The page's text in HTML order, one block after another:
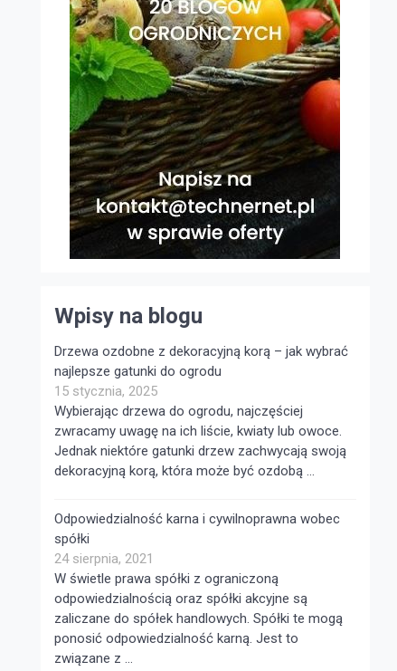
Wpisy na blogu
Drzewa ozdobne z dekoracyjną korą – jak wybrać
najlepsze gatunki do ogrodu
15 stycznia, 2025
Wybierając drzewa do ogrodu, najczęściej
zwracamy uwagę na ich liście, kwiaty lub owoce.
Jednak niektóre gatunki drzew zachwycają swoją
dekoracyjną korą, która może być ozdobą …
Odpowiedzialność karna i cywilnoprawna wobec
spółki
24 sierpnia, 2021
W świetle prawa spółki z ograniczoną
odpowiedzialnością oraz spółki akcyjne są
zaliczane do spółek handlowych. Spółki te mogą
ponosić odpowiedzialność karną. Jest to
związane z …